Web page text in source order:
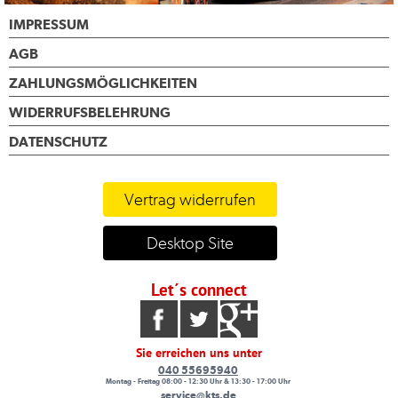
IMPRESSUM
AGB
ZAHLUNGSMÖGLICHKEITEN
WIDERRUFSBELEHRUNG
DATENSCHUTZ
Vertrag widerrufen
Desktop Site
Let´s connect
Sie erreichen uns unter
040 55695940
Montag - Freitag 08:00 - 12:30 Uhr & 13:30 - 17:00 Uhr
service@kts.de